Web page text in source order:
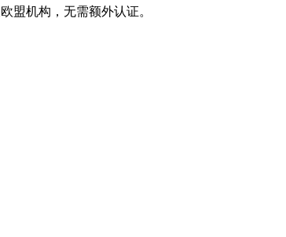
盟机构，无需额外认证。